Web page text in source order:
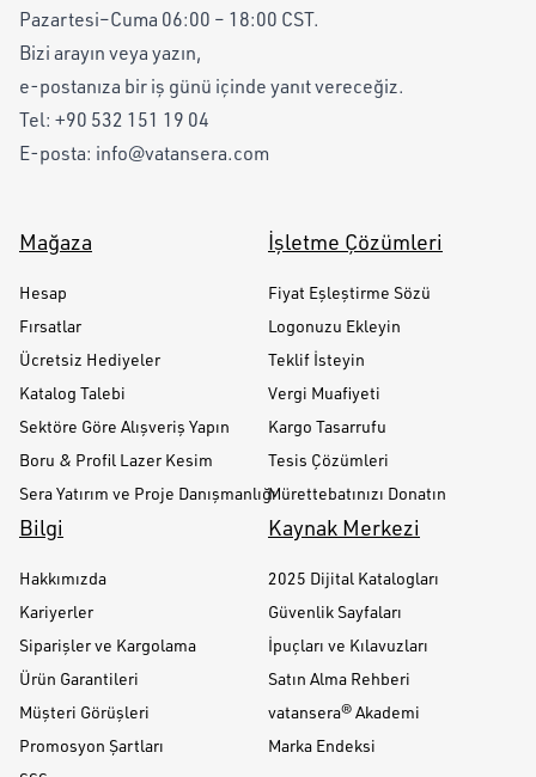
Pazartesi–Cuma 06:00 – 18:00 CST.
Bizi arayın veya yazın,
e-postanıza bir iş günü içinde yanıt vereceğiz.
Tel: +90 532 151 19 04
E-posta: info@vatansera.com
Mağaza
Hesap
Fırsatlar
Ücretsiz Hediyeler
Katalog Talebi
Sektöre Göre Alışveriş Yapın
Boru & Profil Lazer Kesim
Sera Yatırım ve Proje Danışmanlığı
İşletme Çözümleri
Fiyat Eşleştirme Sözü
Logonuzu Ekleyin
Teklif İsteyin
Vergi Muafiyeti
Kargo Tasarrufu
Tesis Çözümleri
Mürettebatınızı Donatın
Bilgi
Hakkımızda
Kariyerler
Siparişler ve Kargolama
Ürün Garantileri
Müşteri Görüşleri
Promosyon Şartları
Kaynak Merkezi
2025 Dijital Katalogları
Güvenlik Sayfaları
İpuçları ve Kılavuzları
Satın Alma Rehberi
vatansera® Akademi
Marka Endeksi